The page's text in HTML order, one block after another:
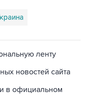
ленту
новостей сайта
в официальном